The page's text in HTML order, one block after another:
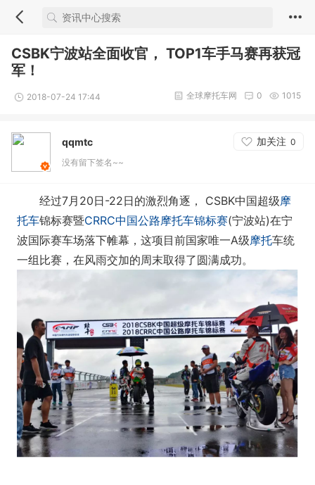
CSBK宁波站全面收官， TOP1车手马赛再获冠
军！
2018-07-24 17:44 1015
0
全球摩托车网
qqmtc 加关注 0
没有留下签名~~
经过7月20日-22日的激烈角逐， CSBK中国超级摩
托车锦标赛暨CRRC中国公路摩托车锦标赛(宁波站)在宁
波国际赛车场落下帷幕，这项目前国家唯一A级摩托车统
一组比赛，在风雨交加的周末取得了圆满成功。